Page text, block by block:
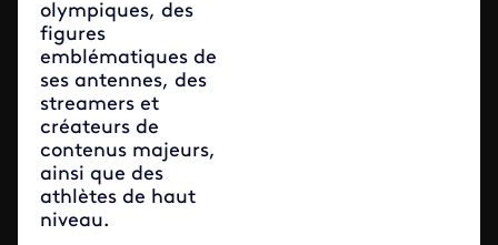
olympiques, des
figures
emblématiques de
ses antennes, des
streamers et
créateurs de
contenus majeurs,
ainsi que des
athlètes de haut
niveau.